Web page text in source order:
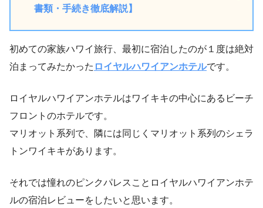
書類・手続き徹底解説】
初めての家族ハワイ旅行、最初に宿泊したのが１度は絶対
泊まってみたかった ロイヤルハワイアンホテルです。
ロイヤルハワイアンホテルはワイキキの中心にあるビーチ
フロントのホテルです。
マリオット系列で、隣には同じくマリオット系列のシェラ
トンワイキキがあります。
それでは憧れのピンクパレスことロイヤルハワイアンホテ
ルの宿泊レビューをしたいと思います。